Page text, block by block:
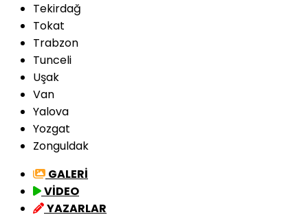
Tekirdağ
Tokat
Trabzon
Tunceli
Uşak
Van
Yalova
Yozgat
Zonguldak
GALERİ
VİDEO
YAZARLAR